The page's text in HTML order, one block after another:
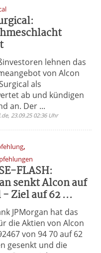
lehnen das
von Alcon
als
ab und kündigen
an. Der ...
23.09.25 02:36 Uhr
,
FLASH:
senkt Alcon auf
Ziel auf 62 ...
JPMorgan hat das
die Aktien von Alcon
von 94 70 auf 62
gesenkt und die